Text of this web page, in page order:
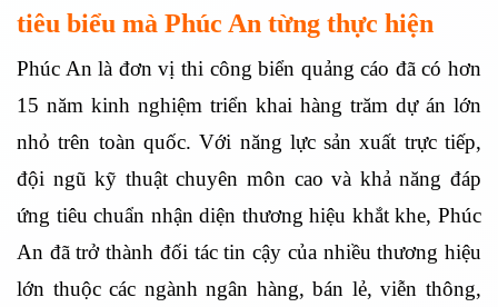
tiêu biểu mà Phúc An từng thực hiện
Phúc An là đơn vị thi công biển quảng cáo đã có hơn
15 năm kinh nghiệm triển khai hàng trăm dự án lớn
nhỏ trên toàn quốc. Với năng lực sản xuất trực tiếp,
đội ngũ kỹ thuật chuyên môn cao và khả năng đáp
ứng tiêu chuẩn nhận diện thương hiệu khắt khe, Phúc
An đã trở thành đối tác tin cậy của nhiều thương hiệu
lớn thuộc các ngành ngân hàng, bán lẻ, viễn thông,